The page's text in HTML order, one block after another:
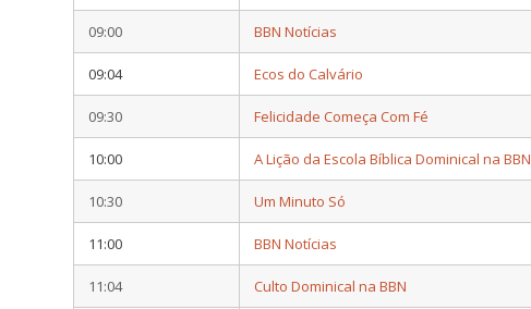
09:00 BBN Notícias
09:04 Ecos do Calvário
09:30 Felicidade Começa Com Fé
10:00 A Lição da Escola Bíblica Dominical na BBN
10:30 Um Minuto Só
11:00 BBN Notícias
11:04 Culto Dominical na BBN